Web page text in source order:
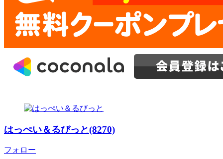
はっぺい＆るびっと(8270)
フォロー